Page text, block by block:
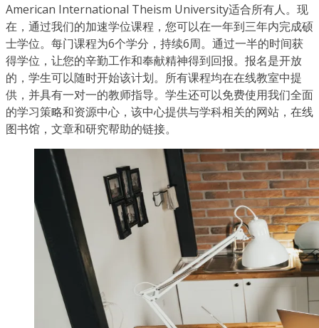
American International Theism University适合所有人。现
在，通过我们的加速学位课程，您可以在一年到三年内完成硕
士学位。每门课程为6个学分，持续6周。通过一半的时间获
得学位，让您的辛勤工作和奉献精神得到回报。报名是开放
的，学生可以随时开始该计划。所有课程均在在线教室中提
供，并具有一对一的教师指导。学生还可以免费使用我们全面
的学习策略和资源中心，该中心提供与学科相关的网站，在线
图书馆，文章和研究帮助的链接。